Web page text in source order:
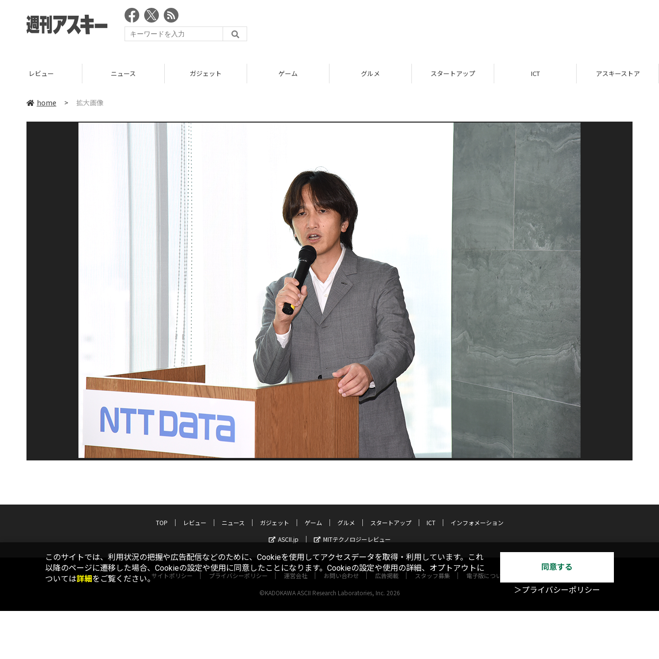
レビュー ニュース ガジェット ゲーム グルメ スタートアップ ICT アスキーストア
home > 拡大画像
TOP レビュー ニュース ガジェット ゲーム グルメ スタートアップ ICT
インフォメーション
ASCII.jp
MITテクノロジーレビュー
サイトポリシー プライバシーポリシー 運営会社 お問い合わせ 広告掲載 スタッフ募集 電子版について
©KADOKAWA ASCII Research Laboratories, Inc. 2026
このサイトでは、利用状況の把握や広告配信などのために、Cookieを使用してアクセスデータを取得・利用しています。これ
以降のページに遷移した場合、Cookieの設定や使用に同意したことになります。Cookieの設定や使用の詳細、オプトアウトに
ついては詳細をご覧ください。
同意する
＞プライバシーポリシー